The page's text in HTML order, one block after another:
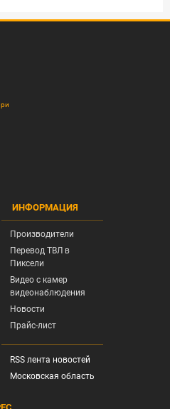
ИНФОРМАЦИЯ
Производители
Перевод ТВЛ в
Пиксели
Видео с камер
видеонаблюдения
Новости
Прайс-лист
RSS лента новостей
Московская область